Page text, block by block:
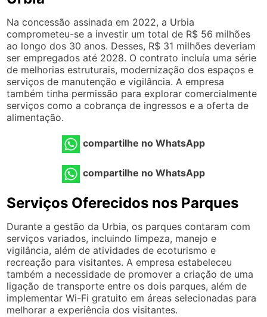
Na concessão assinada em 2022, a Urbia
comprometeu-se a investir um total de R$ 56 milhões
ao longo dos 30 anos. Desses, R$ 31 milhões deveriam
ser empregados até 2028. O contrato incluía uma série
de melhorias estruturais, modernização dos espaços e
serviços de manutenção e vigilância. A empresa
também tinha permissão para explorar comercialmente
serviços como a cobrança de ingressos e a oferta de
alimentação.
compartilhe no WhatsApp
compartilhe no WhatsApp
Serviços Oferecidos nos Parques
Durante a gestão da Urbia, os parques contaram com
serviços variados, incluindo limpeza, manejo e
vigilância, além de atividades de ecoturismo e
recreação para visitantes. A empresa estabeleceu
também a necessidade de promover a criação de uma
ligação de transporte entre os dois parques, além de
implementar Wi-Fi gratuito em áreas selecionadas para
melhorar a experiência dos visitantes.